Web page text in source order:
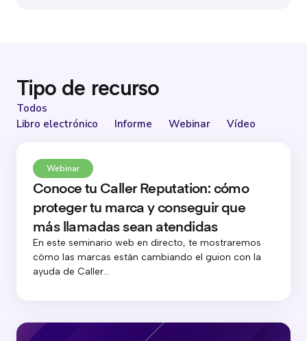
Tipo de recurso
Todos
Libro electrónico
Informe Webinar Vídeo
Webinar
Conoce tu Caller Reputation: cómo
proteger tu marca y conseguir que
más llamadas sean atendidas
En este seminario web en directo, te mostraremos
cómo las marcas están cambiando el guion con la
ayuda de Caller...